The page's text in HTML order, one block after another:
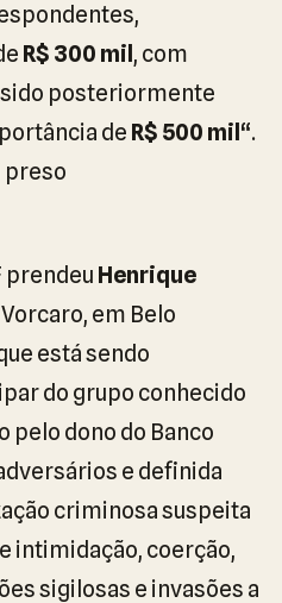
R$ 300 mil , com
posteriormente
de R$ 500 mil “.
preso
prendeu Henrique
em Belo
está sendo
do grupo conhecido
pelo dono do Banco
e definida
criminosa suspeita
intimidação, coerção,
sigilosas e invasões a